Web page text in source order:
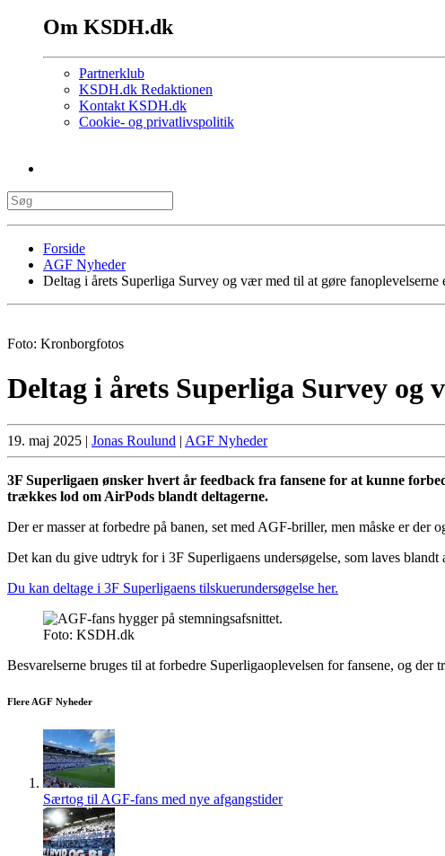
Om KSDH.dk
Partnerklub
KSDH.dk Redaktionen
Kontakt KSDH.dk
Cookie- og privatlivspolitik
Forside
AGF Nyheder
Deltag i årets Superliga Survey og vær med til at gøre fanoplevelserne
Foto: Kronborgfotos
Deltag i årets Superliga Survey og
19. maj 2025 | Jonas Roulund | AGF Nyheder
3F Superligaen ønsker hvert år feedback fra fansene for at kunne
trækkes lod om AirPods blandt deltagerne.
Der er masser at forbedre på banen, set med AGF-briller, men måske er der
Det kan du give udtryk for i 3F Superligaens undersøgelse, som laves blandt
Du kan deltage i 3F Superligaens tilskuerundersøgelse her.
Foto: KSDH.dk
Besvarelserne bruges til at forbedre Superligaoplevelsen for fansene, og
Flere AGF Nyheder
Særtog til AGF-fans med nye afgangstider